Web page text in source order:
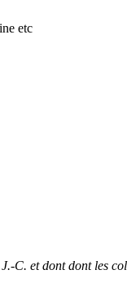
etc
C. et dont dont les